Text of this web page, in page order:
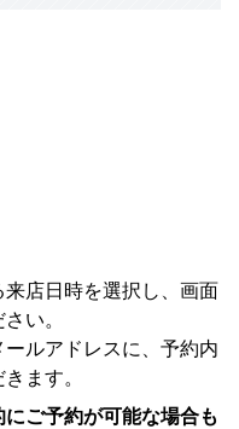
店日時を選択し、画面
い。
ルアドレスに、予約内
ます。
ご予約が可能な場合も